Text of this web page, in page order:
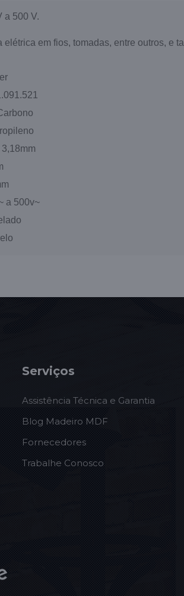
a 500 V.
em fios, tomadas, entre outros, e
3,18mm
a 500v~
Serviços
Assistência Técnica e Garantia
Blog Madeiro MDF
Fornecedores
Trabalhe Conosco